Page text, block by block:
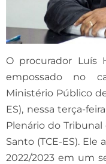
O procurador Luís
empossado no
Ministério Público
ES), nessa terça-
Plenário do
Santo (TCE-ES).
2022/2023 em um